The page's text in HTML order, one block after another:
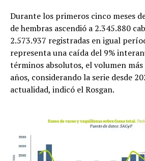
Durante los primeros cinco meses
de hembras ascendió a 2.345.880
2.573.937 registradas en igual
representa una caída del 9%
términos absolutos, el volumen
años, considerando la serie desde
actualidad, indicó el Rosgan.